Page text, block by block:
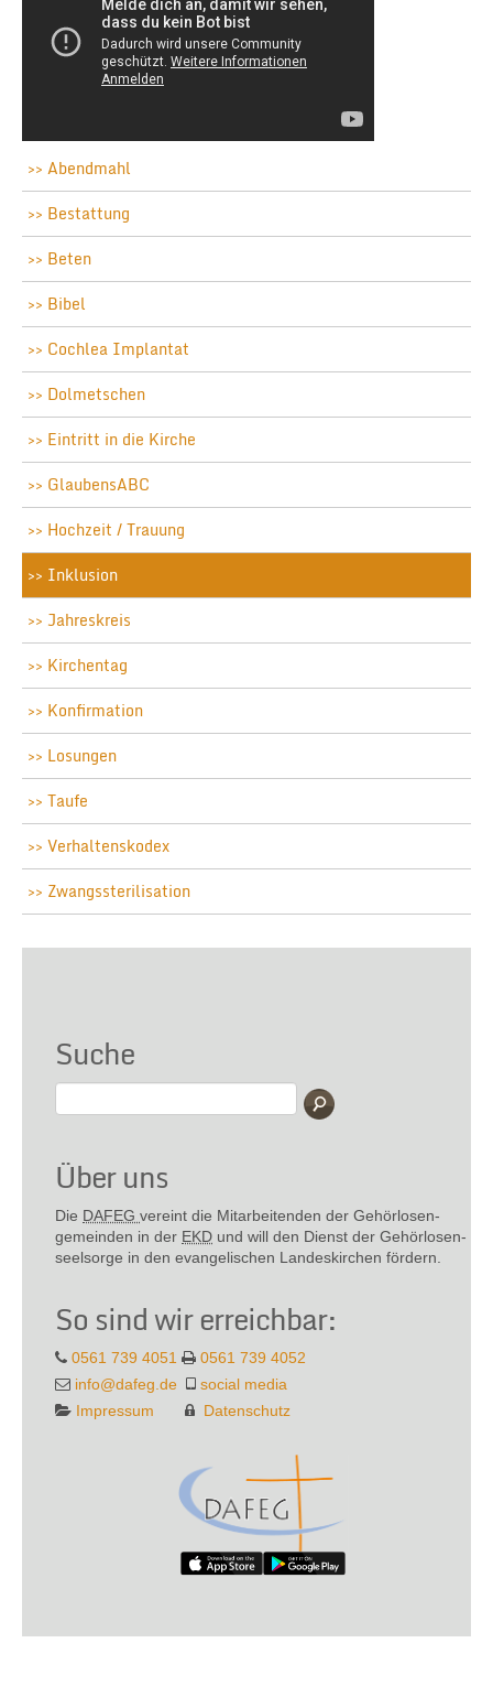
Abendmahl
Bestattung
Beten
Bibel
Cochlea Implantat
Dolmetschen
Eintritt in die Kirche
GlaubensABC
Hochzeit / Trauung
Inklusion
Jahreskreis
Kirchentag
Konfirmation
Losungen
Taufe
Verhaltenskodex
Zwangssterilisation
Suche
Über uns
Die DAFEG vereint die Mitarbeitenden der Gehör­losen­
gemeinden in der EKD und will den Dienst der Gehör­losen­
seel­sorge in den evange­lischen Landes­kirchen fördern.
So sind wir erreichbar:
0561 739 4051
0561 739 4052
info@dafeg.de
social media
Impressum
Datenschutz